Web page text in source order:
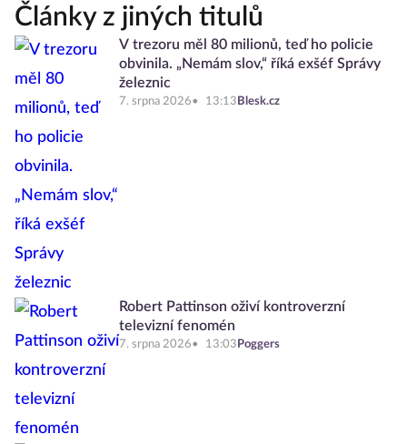
Články z jiných titulů
V trezoru měl 80 milionů, teď ho policie
obvinila. „Nemám slov,“ říká exšéf Správy
železnic
7. srpna 2026 13:13 Blesk.cz
Robert Pattinson oživí kontroverzní
televizní fenomén
7. srpna 2026 13:03 Poggers